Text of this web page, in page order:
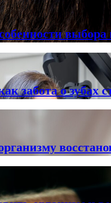
выбора
забота о зубах